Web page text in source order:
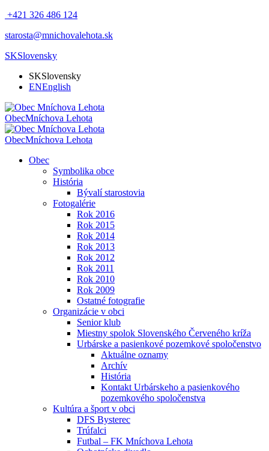
+421 326 486 124
starosta@mnichovalehota.sk
SKSlovensky
SKSlovensky
ENEnglish
ObecMníchova Lehota
ObecMníchova Lehota
Obec
Symbolika obce
História
Bývalí starostovia
Fotogalérie
Rok 2016
Rok 2015
Rok 2014
Rok 2013
Rok 2012
Rok 2011
Rok 2010
Rok 2009
Ostatné fotografie
Organizácie v obci
Senior klub
Miestny spolok Slovenského Červeného kríža
Urbárske a pasienkové pozemkové spoločenstvo
Aktuálne oznamy
Archív
História
Kontakt Urbárskeho a pasienkového
pozemkového spoločenstva
Kultúra a šport v obci
DFS Bysterec
Trúfalci
Futbal – FK Mníchova Lehota